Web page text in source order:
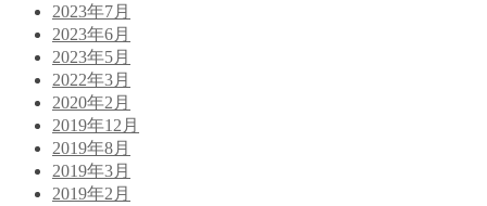
2023年7月
2023年6月
2023年5月
2022年3月
2020年2月
2019年12月
2019年8月
2019年3月
2019年2月